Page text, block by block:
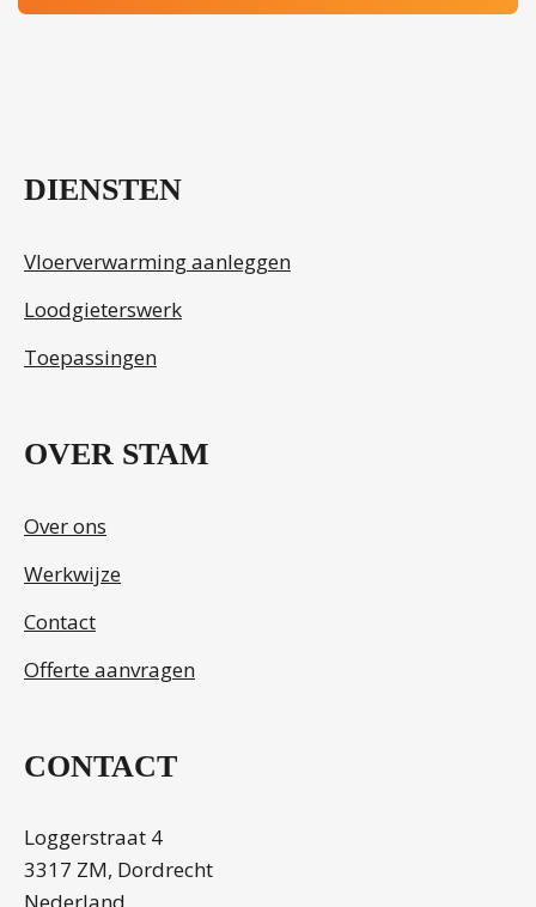
DIENSTEN
Vloerverwarming aanleggen
Loodgieterswerk
Toepassingen
OVER STAM
Over ons
Werkwijze
Contact
Offerte aanvragen
CONTACT
Loggerstraat 4
3317 ZM, Dordrecht